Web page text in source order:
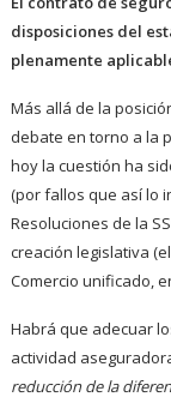
disposiciones del
plenamente
Más allá de la
debate en torno a la
hoy la cuestión ha
(por fallos que así lo
Resoluciones de la
creación legislativa
Comercio unificado,
Habrá que adecuar
actividad
reducción de la